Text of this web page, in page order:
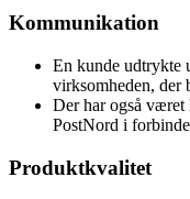
Kommunikation
En kunde udtrykte
virksomheden, der
Der har også været
PostNord i
Produktkvalitet